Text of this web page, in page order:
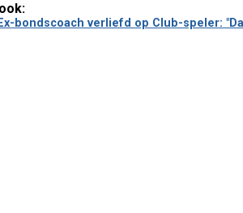
Ex-bondscoach verliefd op Club-speler: